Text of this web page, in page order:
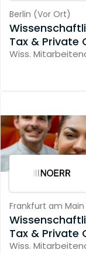
Berlin (Vor Ort)
Tax & Private
Wiss.
Frankfurt am Main
Tax & Private
Wiss.